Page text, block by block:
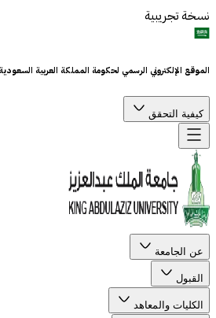
نسخة تجريبية
الموقع الإلكتروني الرسمي لحكومة المملكة العربية السعودية
كيفية التحقق
عن الجامعة
القبول
الكليات والمعاهد